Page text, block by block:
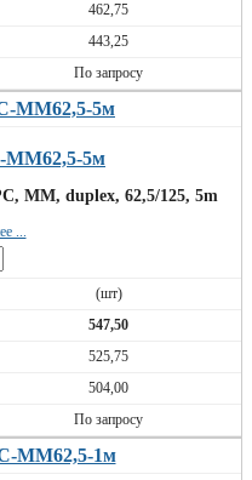
462,75
443,25
По запросу
MM62,5-5м
MM, duplex, 62,5/125, 5m
...
(шт)
547,50
525,75
504,00
По запросу